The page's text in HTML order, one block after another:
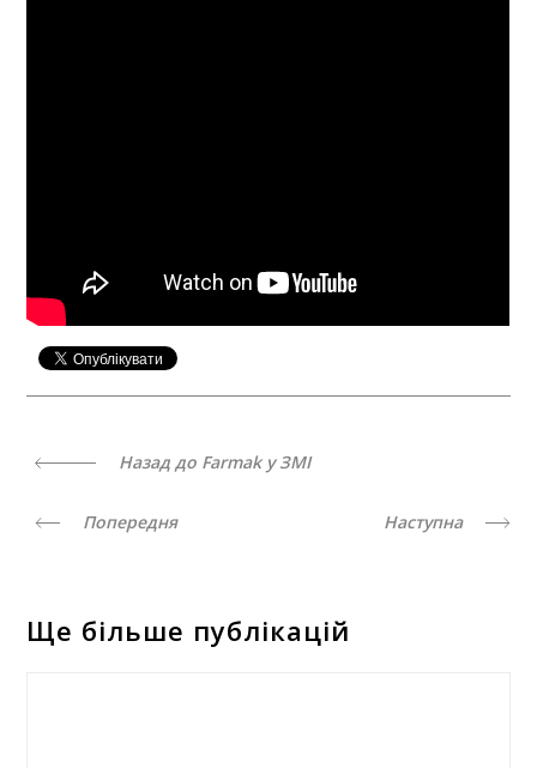
Назад до Farmak у ЗМІ
Попередня Наступна
Ще більше публікацій